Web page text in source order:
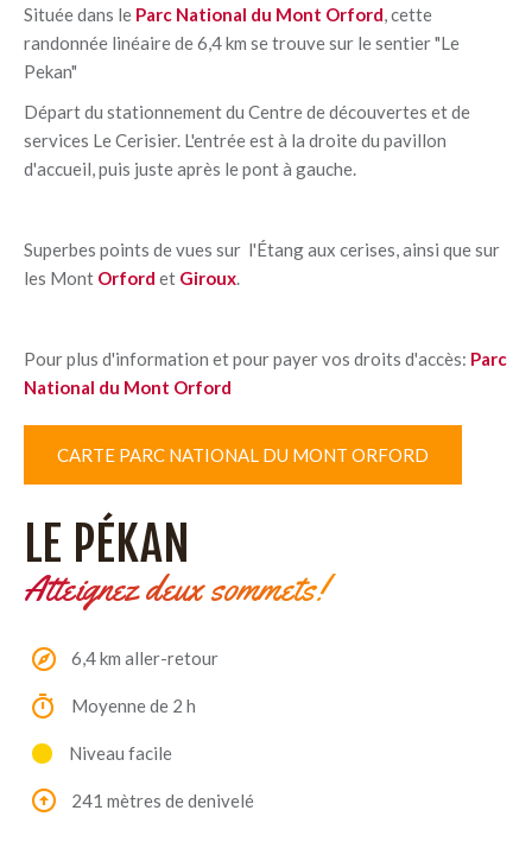
Située dans le Parc National du Mont Orford, cette
randonnée linéaire de 6,4 km se trouve sur le sentier "Le
Pekan"
Départ du stationnement du Centre de découvertes et de
services Le Cerisier. L'entrée est à la droite du pavillon
d'accueil, puis juste après le pont à gauche.
Superbes points de vues sur l'Étang aux cerises, ainsi que sur
les Mont Orford et Giroux.
Pour plus d'information et pour payer vos droits d'accès: Parc
National du Mont Orford
CARTE PARC NATIONAL DU MONT ORFORD
LE PÉKAN
Atteignez deux sommets!
6,4 km aller-retour
Moyenne de 2 h
Niveau facile
241 mètres de denivelé